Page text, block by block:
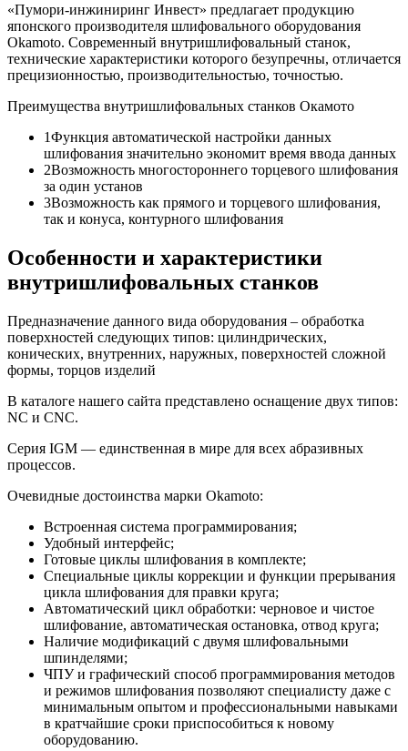
«Пумори-инжиниринг Инвест» предлагает продукцию
японского производителя шлифовального оборудования
Okamoto. Современный внутришлифовальный станок,
технические характеристики которого безупречны, отличается
прецизионностью, производительностью, точностью.
Преимущества внутришлифовальных станков Окамото
1Функция автоматической настройки данных
шлифования значительно экономит время ввода данных
2Возможность многостороннего торцевого шлифования
за один установ
3Возможность как прямого и торцевого шлифования,
так и конуса, контурного шлифования
Особенности и характеристики
внутришлифовальных станков
Предназначение данного вида оборудования – обработка
поверхностей следующих типов: цилиндрических,
конических, внутренних, наружных, поверхностей сложной
формы, торцов изделий
В каталоге нашего сайта представлено оснащение двух типов:
NC и CNC.
Серия IGM — единственная в мире для всех абразивных
процессов.
Очевидные достоинства марки Okamoto:
Встроенная система программирования;
Удобный интерфейс;
Готовые циклы шлифования в комплекте;
Специальные циклы коррекции и функции прерывания
цикла шлифования для правки круга;
Автоматический цикл обработки: черновое и чистое
шлифование, автоматическая остановка, отвод круга;
Наличие модификаций с двумя шлифовальными
шпинделями;
ЧПУ и графический способ программирования методов
и режимов шлифования позволяют специалисту даже с
минимальным опытом и профессиональными навыками
в кратчайшие сроки приспособиться к новому
оборудованию.